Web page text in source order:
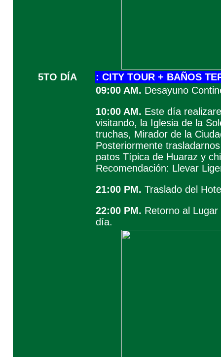
5TO DÍA : CITY TOUR + BAÑOS
09:00 AM. Desayuno
10:00 AM. Este día
visitando, la Iglesia de la
truchas, Mirador de la
Posteriormente
patos Típica de Huaraz y
Recomendación: Llevar
21:00 PM. Traslado del
22:00 PM. Retorno al
día.